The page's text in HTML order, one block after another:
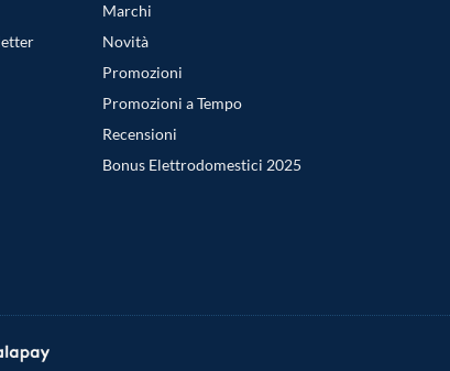
Marchi
Novità
Promozioni
Promozioni a Tempo
Recensioni
Bonus Elettrodomestici 2025